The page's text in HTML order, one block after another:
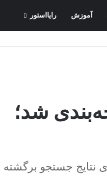
آموزش رایااستور
شد؛
نتایج جستجو